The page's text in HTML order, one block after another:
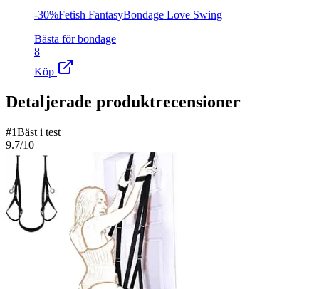
-30%Fetish FantasyBondage Love Swing
Bästa för bondage
8
Köp
Detaljerade produktrecensioner
#1Bäst i test
9.7/10